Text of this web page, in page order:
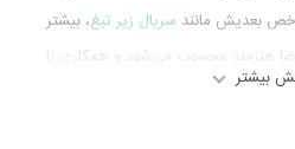
بعدیش مانند سریال زیر تیغ، بیشتر
هنرمند محسوب می‌شود و همکاری با
جعفر دهقان
بیشتر